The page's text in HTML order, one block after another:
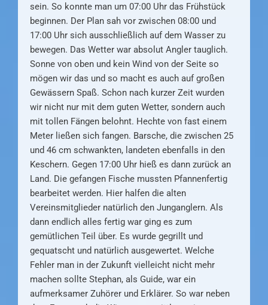
sein. So konnte man um 07:00 Uhr das Frühstück
beginnen. Der Plan sah vor zwischen 08:00 und
17:00 Uhr sich ausschließlich auf dem Wasser zu
bewegen. Das Wetter war absolut Angler tauglich.
Sonne von oben und kein Wind von der Seite so
mögen wir das und so macht es auch auf großen
Gewässern Spaß. Schon nach kurzer Zeit wurden
wir nicht nur mit dem guten Wetter, sondern auch
mit tollen Fängen belohnt. Hechte von fast einem
Meter ließen sich fangen. Barsche, die zwischen 25
und 46 cm schwankten, landeten ebenfalls in den
Keschern. Gegen 17:00 Uhr hieß es dann zurück an
Land. Die gefangen Fische mussten Pfannenfertig
bearbeitet werden. Hier halfen die alten
Vereinsmitglieder natürlich den Junganglern. Als
dann endlich alles fertig war ging es zum
gemütlichen Teil über. Es wurde gegrillt und
gequatscht und natürlich ausgewertet. Welche
Fehler man in der Zukunft vielleicht nicht mehr
machen sollte Stephan, als Guide, war ein
aufmerksamer Zuhörer und Erklärer. So war neben